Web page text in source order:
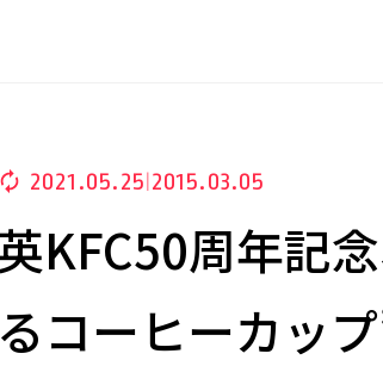
2021.05.25 2015.03.05
英KFC50周年記
るコーヒーカッ